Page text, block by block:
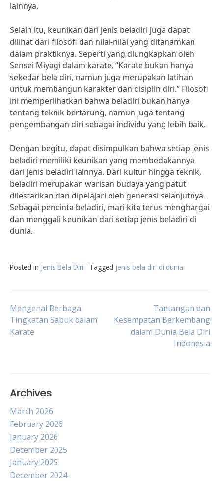
lainnya.
Selain itu, keunikan dari jenis beladiri juga dapat
dilihat dari filosofi dan nilai-nilai yang ditanamkan
dalam praktiknya. Seperti yang diungkapkan oleh
Sensei Miyagi dalam karate, “Karate bukan hanya
sekedar bela diri, namun juga merupakan latihan
untuk membangun karakter dan disiplin diri.” Filosofi
ini memperlihatkan bahwa beladiri bukan hanya
tentang teknik bertarung, namun juga tentang
pengembangan diri sebagai individu yang lebih baik.
Dengan begitu, dapat disimpulkan bahwa setiap jenis
beladiri memiliki keunikan yang membedakannya
dari jenis beladiri lainnya. Dari kultur hingga teknik,
beladiri merupakan warisan budaya yang patut
dilestarikan dan dipelajari oleh generasi selanjutnya.
Sebagai pencinta beladiri, mari kita terus menghargai
dan menggali keunikan dari setiap jenis beladiri di
dunia.
Posted in Jenis Bela Diri Tagged jenis bela diri di dunia
Post
navigation
Mengenal Berbagai
Tingkatan Sabuk dalam
Karate
Tantangan dan
Kesempatan Berkembang
dalam Dunia Bela Diri
Indonesia
Archives
March 2026
February 2026
January 2026
December 2025
January 2025
December 2024